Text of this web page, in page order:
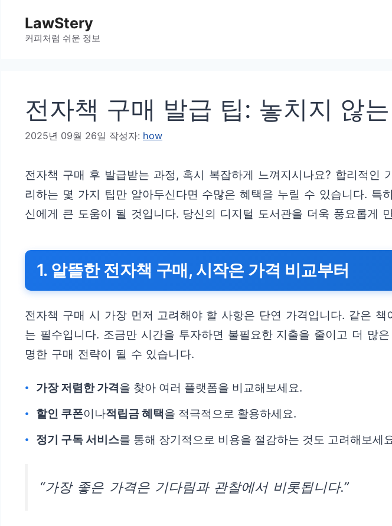
LawStery
커피처럼 쉬운 정보
전자책 구매 발급 팁: 놓치지 않
2025년 09월 26일 작성자: how
전자책 구매 후 발급받는 과정, 혹시 복잡하게 느껴지시나요? 합리적인
리하는 몇 가지 팁만 알아두신다면 수많은 혜택을 누릴 수 있습니다.
신에게 큰 도움이 될 것입니다. 당신의 디지털 도서관을 더욱 풍요롭게
1. 알뜰한 전자책 구매, 시작은 가격 비교부터
전자책 구매 시 가장 먼저 고려해야 할 사항은 단연 가격입니다. 같은
는 필수입니다. 조금만 시간을 투자하면 불필요한 지출을 줄이고 더 많
명한 구매 전략이 될 수 있습니다.
가장 저렴한 가격 을 찾아 여러 플랫폼을 비교해보세요.
할인 쿠폰이나적립금 혜택을 적극적으로 활용하세요.
정기 구독 서비스를 통해 장기적으로 비용을 절감하는 것도 고려해보세
“가장 좋은 가격은 기다림과 관찰에서 비롯됩니다.”